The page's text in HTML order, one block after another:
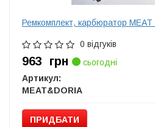
Ремкомплект, карбюратор MEAT
0 відгуків
963 грн
сьогодні
Артикул:
MEAT&DORIA
ПРИДБАТИ